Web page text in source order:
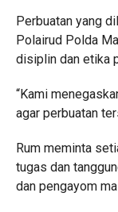
Perbuatan yang
Polairud Polda
disiplin dan etika
“Kami
agar perbuatan
Rum meminta
tugas dan
dan pengayom